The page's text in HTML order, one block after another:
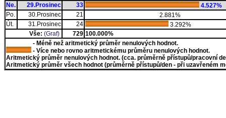
Ne.
29.Prosinec 33
4.527%
Po.
30.Prosinec 21
2.881%
Út.
31.Prosinec 24
3.292%
Vše: (Graf) 729 100.000%
- Méně než aritmetický průměr nenulových hodnot.
- Více nebo rovno aritmetickému průměru nenulových hodnot.
Aritmetický průměr nenulových hodnot. (cca. průměrně přístupů/pracovní
Aritmetický průměr všech hodnot (průměrně přístupů/den - při uzavřeném